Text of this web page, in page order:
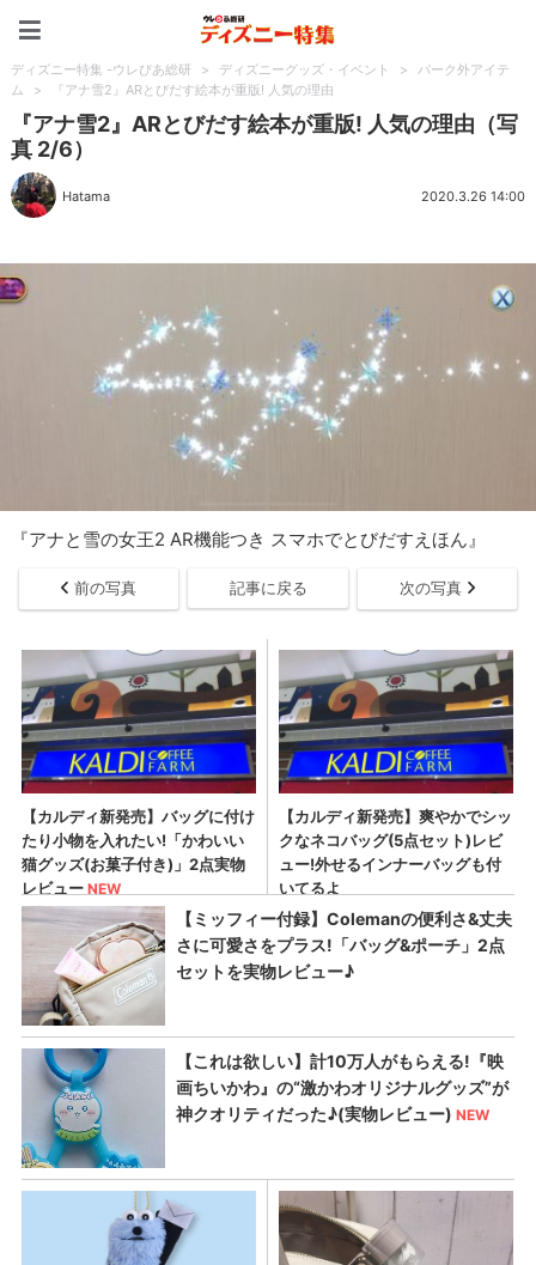
ディズニー特集 -ウレぴあ総研 > ディズニーグッズ・イベント >
パーク外アイテ
ム
> 『アナ雪2』ARとびだす絵本が重版! 人気の理由
『アナ雪2』ARとびだす絵本が重版! 人気の理由（写
真 2/6）
Hatama 2020.3.26 14:00
『アナと雪の女王2 AR機能つき スマホでとびだすえほん』
前の写真 記事に戻る 次の写真